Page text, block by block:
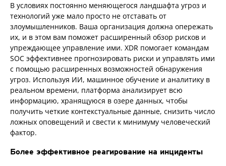
В условиях постоянно меняющегося ландшафта угроз и
технологий уже мало просто не отставать от
злоумышленников. Ваша организация должна опережать
их, и в этом вам поможет расширенный обзор рисков и
упреждающее управление ими. XDR помогает командам
SOC эффективнее прогнозировать риски и управлять ими
с помощью расширенных возможностей обнаружения
угроз. Используя ИИ, машинное обучение и аналитику в
реальном времени, платформа анализирует всю
информацию, хранящуюся в озере данных, чтобы
получить четкие контекстуальные данные, снизить число
ложных оповещений и свести к минимуму человеческий
фактор.
Более эффективное реагирование на инциденты